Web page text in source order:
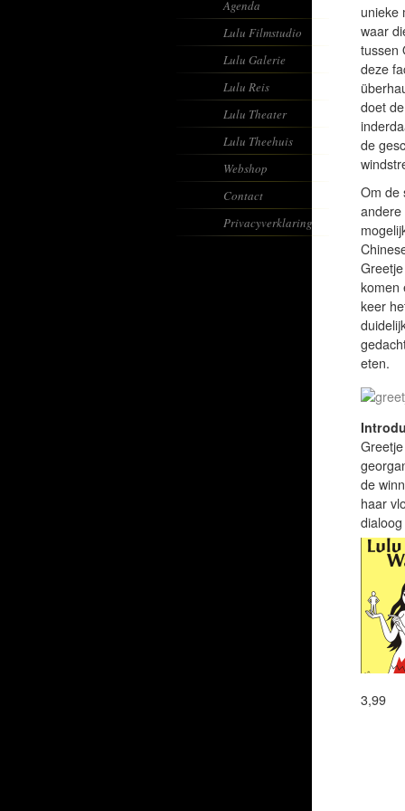
Agenda
Lulu Filmstudio
Lulu Galerie
Lulu Reis
Lulu Theater
Lulu Theehuis
Webshop
Contact
Privacyverklaring
unieke
waar
tussen
deze
doet
de
Om de
andere
komen
keer
eten.
de
haar
3,99